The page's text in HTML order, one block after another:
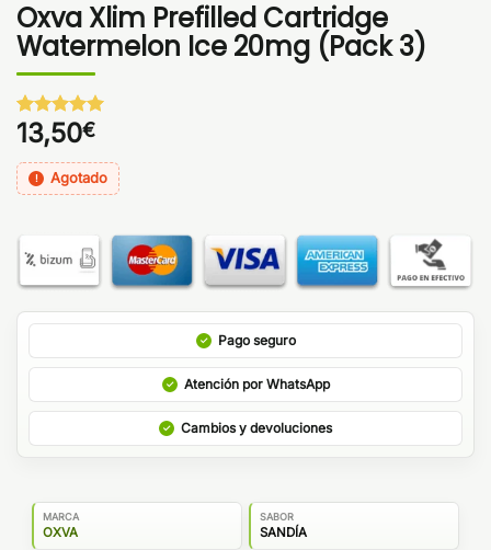
Oxva Xlim Prefilled Cartridge
Watermelon Ice 20mg (Pack 3)
Valorado
con 5de 5
en base a
1
valoración
de un
13,50€
Agotado
Pago seguro
Atención por WhatsApp
Cambios y devoluciones
MARCA
OXVA
SABOR
SANDÍA